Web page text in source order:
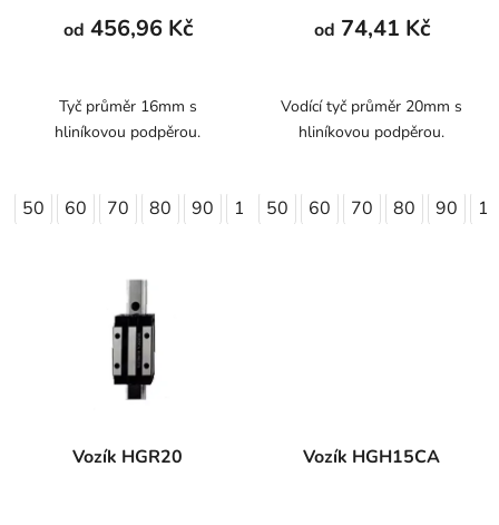
produktu
je
z
5
od 456,96 Kč
Tyč průměr 16mm s
hliníkovou podpěrou.
50 60 70 80 90 100 110 120 130 140
od 74,41 Kč
Vodící tyč průměr 20mm s
hliníkovou podpěrou.
50 60 70 80 90
Vozík HGR20 Vozík HGH15CA